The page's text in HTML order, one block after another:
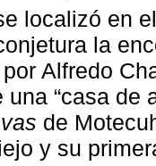
localizó en
la
Alfredo
“casa de
de
y su